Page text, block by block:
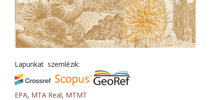
Lapunkat szemlézik:
EPA, MTA Real, MTMT